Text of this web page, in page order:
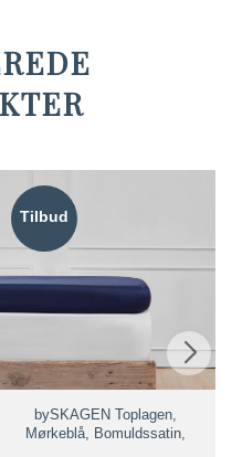
Tilbud
bySKAGEN Toplagen,
Mørkeblå, Bomuldssatin,